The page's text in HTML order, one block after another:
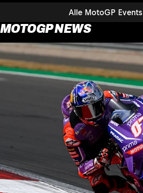
Alle MotoGP Events
MOTOGP NEWS